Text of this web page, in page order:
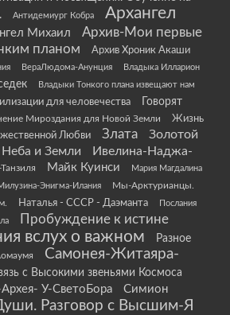
Антидемиург Кобра
Архангел
Михаил
Архив-Мои первые
планом
Архив Хроник Акаши
ВераЛюдома-Анунция Владыка Илларион
Владыки Тонкого плана извещают нам
для человечества
Говорят
Мироздания для Новой Земли
Жизнь
Любви
Злата
Золотой
и Земли
Ивелина-Наджа-
Майк Куинси Мария Магдалина
Энигма-Илания
Мы-Арктурианцы.
Наталья - СССР - Даэманта
Послания
Пробуждение к истине
вслух о важном Разное
Самонея-Житаяра-
с Высокими звеньями Космоса
У-СветоБора Симион
Разговор с Высшим-Я